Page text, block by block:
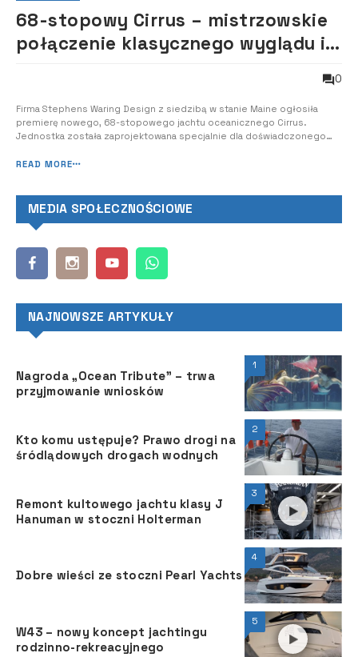
68-stopowy Cirrus – mistrzowskie
połączenie klasycznego wyglądu i
0
Firma Stephens Waring Design z siedzibą w stanie Maine ogłosiła
premierę nowego, 68-stopowego jachtu oceanicznego Cirrus.
Jednostka została zaprojektowana specjalnie dla doświadczonego
klasycznych lini z całkowicie nowoczesną wydajnością i komfortem.
READ MORE
MEDIA SPOŁECZNOŚCIOWE
NAJNOWSZE ARTYKUŁY
1
Nagroda „Ocean Tribute” – trwa
przyjmowanie wniosków
2
Kto komu ustępuje? Prawo drogi na
śródlądowych drogach wodnych
3
Remont kultowego jachtu klasy J
Hanuman w stoczni Holterman
4
Dobre wieści ze stoczni Pearl Yachts
5
W43 – nowy koncept jachtingu
rodzinno-rekreacyjnego